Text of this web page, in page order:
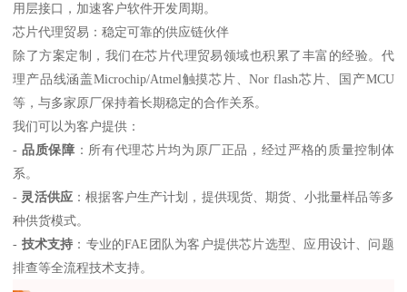
用层接口，加速客户软件开发周期。
芯片代理贸易：稳定可靠的供应链伙伴
除了方案定制，我们在芯片代理贸易领域也积累了丰富的经验。代
理产品线涵盖Microchip/Atmel触摸芯片、Nor flash芯片、国产MCU
等，与多家原厂保持着长期稳定的合作关系。
我们可以为客户提供：
- 品质保障 ：所有代理芯片均为原厂正品，经过严格的质量控制体
系。
- 灵活供应 ：根据客户生产计划，提供现货、期货、小批量样品等多
种供货模式。
- 技术支持 ：专业的FAE团队为客户提供芯片选型、应用设计、问题
排查等全流程技术支持。